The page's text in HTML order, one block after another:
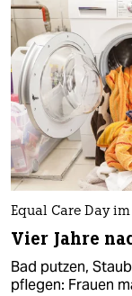
Equal Care Day
Vier Jahre
Bad putzen,
pflegen: Frauen